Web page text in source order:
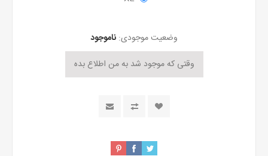
وضعیت موجودی: ناموجود